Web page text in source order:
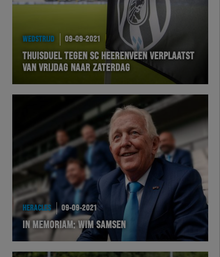
WEDSTRIJD 09-09-2021
THUISDUEL TEGEN SC HEERENVEEN VERPLAATST
VAN VRIJDAG NAAR ZATERDAG
HERACLES 09-09-2021
IN MEMORIAM: WIM SAMSEN